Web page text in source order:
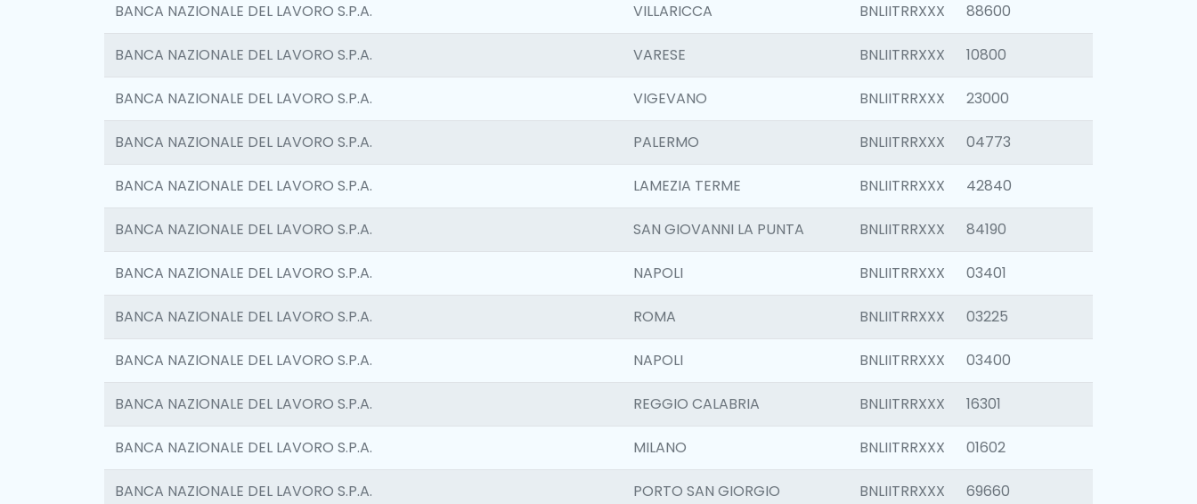
BANCA NAZIONALE DEL LAVORO S.P.A. VILLARICCA BNLIITRRXXX 88600
BANCA NAZIONALE DEL LAVORO S.P.A. VARESE BNLIITRRXXX 10800
BANCA NAZIONALE DEL LAVORO S.P.A. VIGEVANO BNLIITRRXXX 23000
BANCA NAZIONALE DEL LAVORO S.P.A. PALERMO BNLIITRRXXX 04773
BANCA NAZIONALE DEL LAVORO S.P.A. LAMEZIA TERME BNLIITRRXXX 42840
BANCA NAZIONALE DEL LAVORO S.P.A. SAN GIOVANNI LA PUNTA BNLIITRRXXX 84190
BANCA NAZIONALE DEL LAVORO S.P.A. NAPOLI BNLIITRRXXX 03401
BANCA NAZIONALE DEL LAVORO S.P.A. ROMA BNLIITRRXXX 03225
BANCA NAZIONALE DEL LAVORO S.P.A. NAPOLI BNLIITRRXXX 03400
BANCA NAZIONALE DEL LAVORO S.P.A. REGGIO CALABRIA BNLIITRRXXX 16301
BANCA NAZIONALE DEL LAVORO S.P.A. MILANO BNLIITRRXXX 01602
BANCA NAZIONALE DEL LAVORO S.P.A. PORTO SAN GIORGIO BNLIITRRXXX 69660